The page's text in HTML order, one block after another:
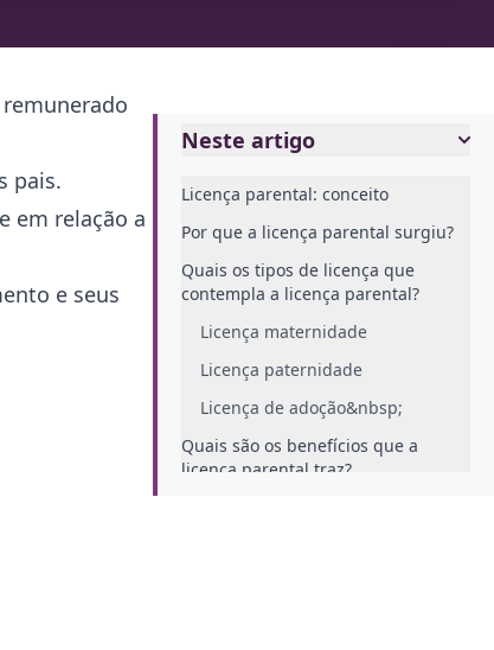
Neste artigo
Licença parental: conceito
Por que a licença parental surgiu?
Quais os tipos de licença que
contempla a licença parental?
Licença maternidade
Licença paternidade
Licença de adoção&nbsp;
Quais são os benefícios que a
licença parental traz?
pais.
em relação a
e seus